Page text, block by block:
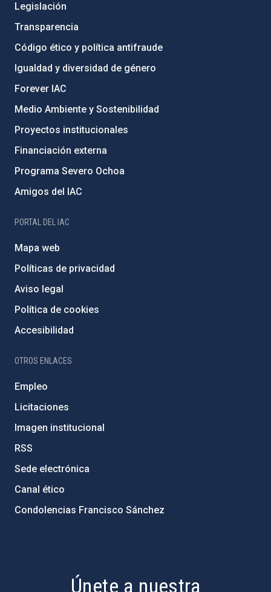
Legislación
Transparencia
Código ético y política antifraude
Igualdad y diversidad de género
Forever IAC
Medio Ambiente y Sostenibilidad
Proyectos institucionales
Financiación externa
Programa Severo Ochoa
Amigos del IAC
PORTAL DEL IAC
Mapa web
Políticas de privacidad
Aviso legal
Política de cookies
Accesibilidad
OTROS ENLACES
Empleo
Licitaciones
Imagen institucional
RSS
Sede electrónica
Canal ético
Condolencias Francisco Sánchez
Únete a nuestra